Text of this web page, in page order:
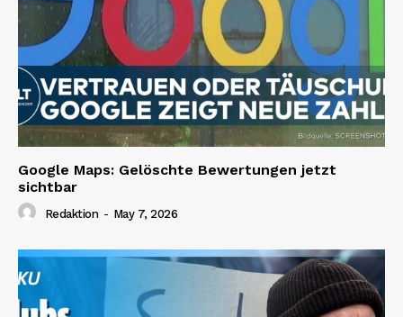
Google Maps: Gelöschte Bewertungen jetzt
sichtbar
Redaktion - May 7, 2026